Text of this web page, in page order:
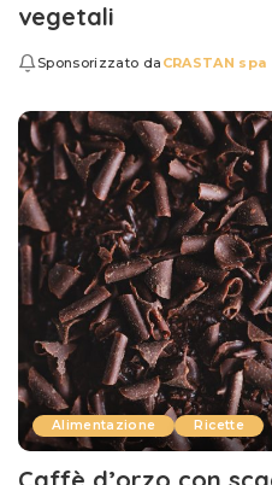
vegetali
Sponsorizzato da CRASTAN spa
Alimentazione Ricette